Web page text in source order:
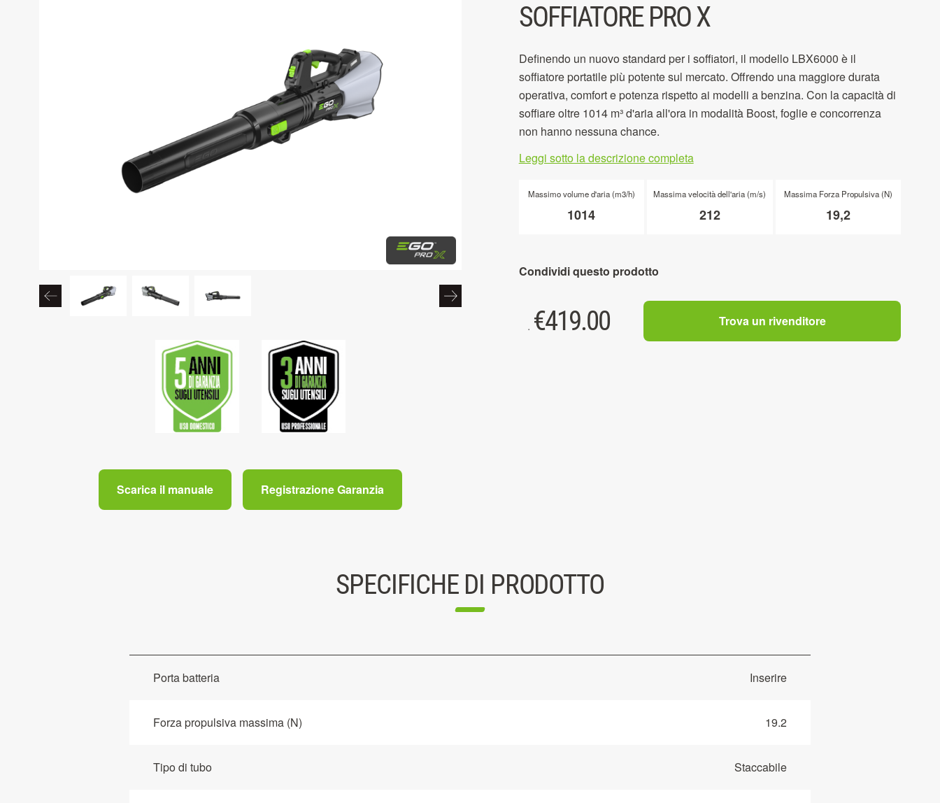
Scarica il manuale Registrazione Garanzia
SOFFIATORE PRO X
Definendo un nuovo standard per i soffiatori, il modello LBX6000 è il
soffiatore portatile più potente sul mercato. Offrendo una maggiore durata
operativa, comfort e potenza rispetto ai modelli a benzina. Con la capacità di
soffiare oltre 1014 m³ d'aria all'ora in modalità Boost, foglie e concorrenza
non hanno nessuna chance.
Leggi sotto la descrizione completa
Massimo volume d'aria (m3/h)
1014
Massima velocità dell'aria (m/s)
212
Massima Forza Propulsiva (N)
19,2
Condividi questo prodotto
. €419.00 Trova un rivenditore
SPECIFICHE DI PRODOTTO
Porta batteria Inserire
Forza propulsiva massima (N) 19.2
Tipo di tubo Staccabile